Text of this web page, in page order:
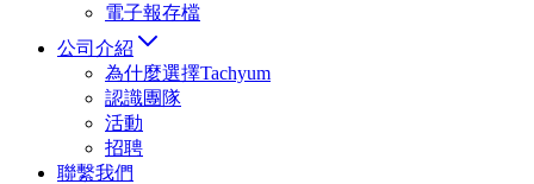
電子報存檔
公司介紹
為什麼選擇Tachyum
認識團隊
活動
招聘
聯繫我們